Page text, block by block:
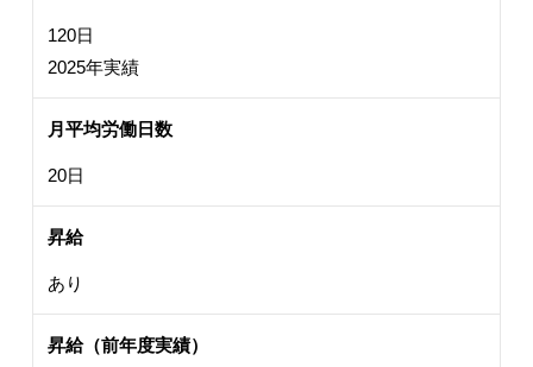
120日
2025年実績
月平均労働日数
20日
昇給
あり
昇給（前年度実績）